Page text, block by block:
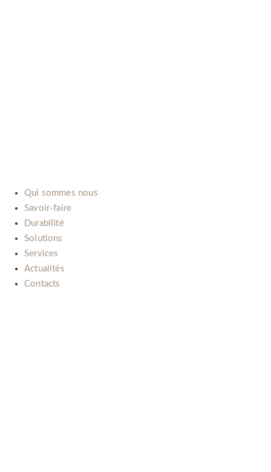
Qui sommes nous
Savoir-faire
Durabilité
Solutions
Services
Actualités
Contacts